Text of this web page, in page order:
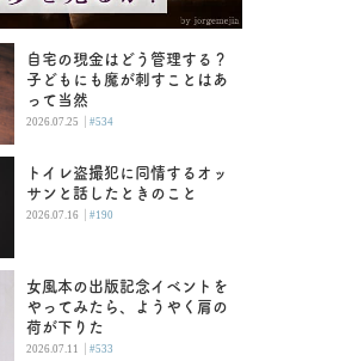
自宅の現金はどう管理する？
子どもにも魔が刺すことはあ
って当然
2026.07.25 | #534
トイレ盗撮犯に同情するオッ
サンと話したときのこと
2026.07.16 | #190
女風本の出版記念イベントを
やってみたら、ようやく肩の
荷が下りた
2026.07.11 | #533